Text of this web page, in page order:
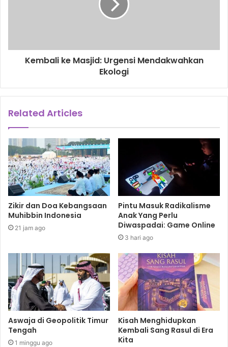
Kembali ke Masjid: Urgensi Mendakwahkan
Ekologi
Related Articles
Zikir dan Doa Kebangsaan
Muhibbin Indonesia
21 jam ago
Pintu Masuk Radikalisme
Anak Yang Perlu
Diwaspadai: Game Online
3 hari ago
Aswaja di Geopolitik Timur
Tengah
1 minggu ago
Kisah Menghidupkan
Kembali Sang Rasul di Era
Kita